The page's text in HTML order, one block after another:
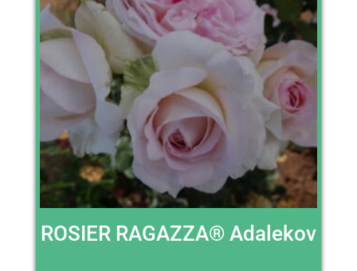
ROSIER RAGAZZA® Adalekov